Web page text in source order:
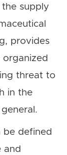
supply
provides
threat to
in the
be defined
and